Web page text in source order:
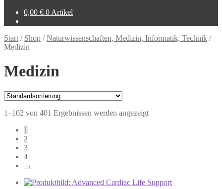
0,00 € 0 Artikel
Start / Shop /Naturwissenschaften, Medizin, Informatik, Technik /
Medizin
Medizin
1–102 von 401 Ergebnissen werden angezeigt
1
2
3
4
→